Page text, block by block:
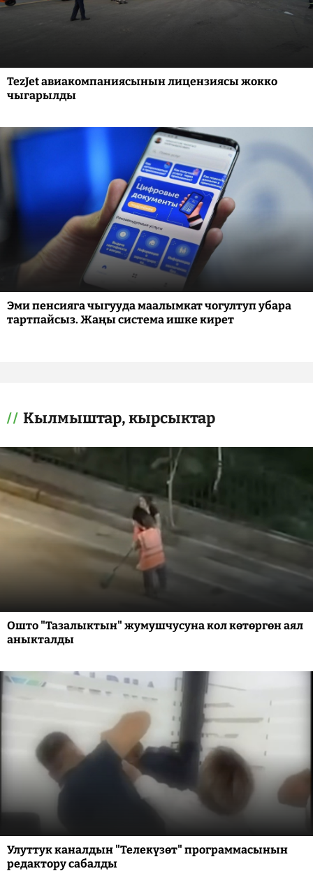
TezJet авиакомпаниясынын лицензиясы жокко
чыгарылды
Эми пенсияга чыгууда маалымкат чогултуп убара
тартпайсыз. Жаңы система ишке кирет
Кылмыштар, кырсыктар
Ошто "Тазалыктын" жумушчусуна кол көтөргөн аял
аныкталды
Улуттук каналдын "Телекүзөт" программасынын
редактору сабалды